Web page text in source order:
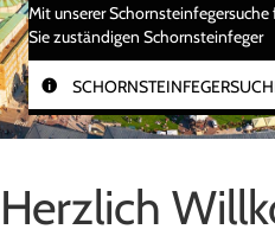
Mit unserer
Sie zuständigen Schornsteinfeger
Herzlich